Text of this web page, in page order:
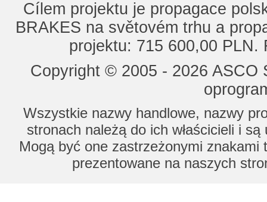
Cílem projektu je propagace
BRAKES na světovém trhu a
projektu: 715 600,00
Copyright © 2005 - 2026
Wszystkie nazwy handlowe, nazwy
stronach należą do ich właścicieli i
Mogą być one zastrzeżonymi znakami
prezentowane na naszych